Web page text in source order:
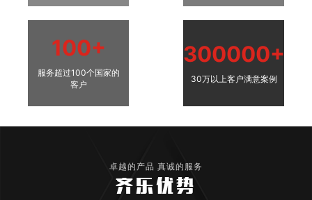
100+
服务超过100个国家的
客户
300000+
30万以上客户满意案例
卓越的产品 真诚的服务
齐乐优势